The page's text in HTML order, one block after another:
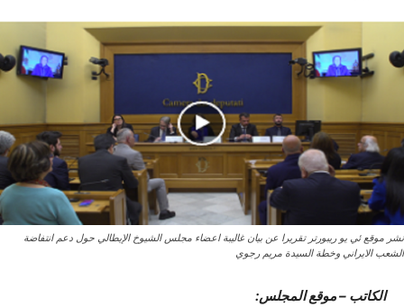
نشر موقع ئي يو ريبورتر تقريرا عن بيان غاليبة اعضاء مجلس الشيوخ الإيطالي حول دعم انتفاضة
الشعب الايراني وخطة السيدة مريم رجوي
الکاتب – موقع المجلس: